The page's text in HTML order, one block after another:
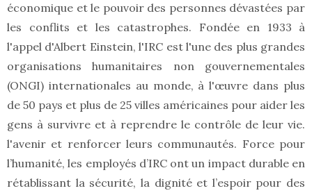
économique et le pouvoir des personnes dévastées par
les conflits et les catastrophes. Fondée en 1933 à
l'appel d'Albert Einstein, l'IRC est l'une des plus grandes
organisations humanitaires non gouvernementales
(ONGI) internationales au monde, à l'œuvre dans plus
de 50 pays et plus de 25 villes américaines pour aider les
gens à survivre et à reprendre le contrôle de leur vie.
l'avenir et renforcer leurs communautés. Force pour
l’humanité, les employés d’IRC ont un impact durable en
rétablissant la sécurité, la dignité et l’espoir pour des